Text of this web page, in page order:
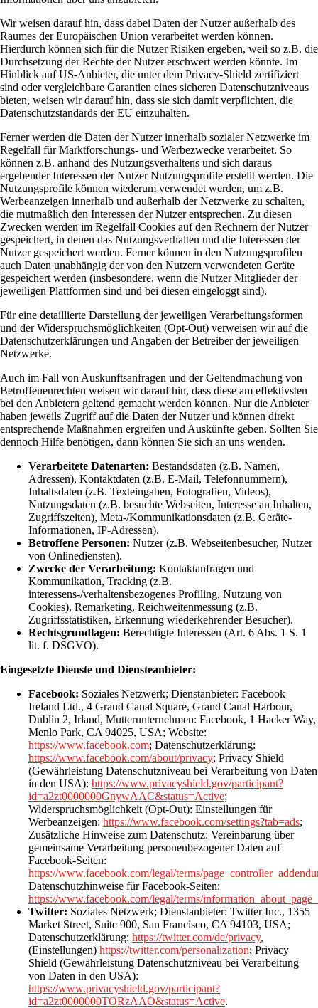
Wir weisen darauf hin, dass dabei Daten der Nutzer außerhalb des
Raumes der Europäischen Union verarbeitet werden können.
Hierdurch können sich für die Nutzer Risiken ergeben, weil so z.B. die
Durchsetzung der Rechte der Nutzer erschwert werden könnte. Im
Hinblick auf US-Anbieter, die unter dem Privacy-Shield zertifiziert
sind oder vergleichbare Garantien eines sicheren Datenschutzniveaus
bieten, weisen wir darauf hin, dass sie sich damit verpflichten, die
Datenschutzstandards der EU einzuhalten.
Ferner werden die Daten der Nutzer innerhalb sozialer Netzwerke im
Regelfall für Marktforschungs- und Werbezwecke verarbeitet. So
können z.B. anhand des Nutzungsverhaltens und sich daraus
ergebender Interessen der Nutzer Nutzungsprofile erstellt werden. Die
Nutzungsprofile können wiederum verwendet werden, um z.B.
Werbeanzeigen innerhalb und außerhalb der Netzwerke zu schalten,
die mutmaßlich den Interessen der Nutzer entsprechen. Zu diesen
Zwecken werden im Regelfall Cookies auf den Rechnern der Nutzer
gespeichert, in denen das Nutzungsverhalten und die Interessen der
Nutzer gespeichert werden. Ferner können in den Nutzungsprofilen
auch Daten unabhängig der von den Nutzern verwendeten Geräte
gespeichert werden (insbesondere, wenn die Nutzer Mitglieder der
jeweiligen Plattformen sind und bei diesen eingeloggt sind).
Für eine detaillierte Darstellung der jeweiligen Verarbeitungsformen
und der Widerspruchsmöglichkeiten (Opt-Out) verweisen wir auf die
Datenschutzerklärungen und Angaben der Betreiber der jeweiligen
Netzwerke.
Auch im Fall von Auskunftsanfragen und der Geltendmachung von
Betroffenenrechten weisen wir darauf hin, dass diese am effektivsten
bei den Anbietern geltend gemacht werden können. Nur die Anbieter
haben jeweils Zugriff auf die Daten der Nutzer und können direkt
entsprechende Maßnahmen ergreifen und Auskünfte geben. Sollten Sie
dennoch Hilfe benötigen, dann können Sie sich an uns wenden.
Verarbeitete Datenarten: Bestandsdaten (z.B. Namen,
Adressen), Kontaktdaten (z.B. E-Mail, Telefonnummern),
Inhaltsdaten (z.B. Texteingaben, Fotografien, Videos),
Nutzungsdaten (z.B. besuchte Webseiten, Interesse an Inhalten,
Zugriffszeiten), Meta-/Kommunikationsdaten (z.B. Geräte-
Informationen, IP-Adressen).
Betroffene Personen: Nutzer (z.B. Webseitenbesucher, Nutzer
von Onlinediensten).
Zwecke der Verarbeitung: Kontaktanfragen und
Kommunikation, Tracking (z.B.
interessens-/verhaltensbezogenes Profiling, Nutzung von
Cookies), Remarketing, Reichweitenmessung (z.B.
Zugriffsstatistiken, Erkennung wiederkehrender Besucher).
Rechtsgrundlagen: Berechtigte Interessen (Art. 6 Abs. 1 S. 1
lit. f. DSGVO).
Eingesetzte Dienste und Diensteanbieter:
Facebook: Soziales Netzwerk; Dienstanbieter: Facebook
Ireland Ltd., 4 Grand Canal Square, Grand Canal Harbour,
Dublin 2, Irland, Mutterunternehmen: Facebook, 1 Hacker Way,
Menlo Park, CA 94025, USA; Website:
https://www.facebook.com; Datenschutzerklärung:
https://www.facebook.com/about/privacy; Privacy Shield
(Gewährleistung Datenschutzniveau bei Verarbeitung von Daten
in den USA): https://www.privacyshield.gov/participant?
id=a2zt0000000GnywAAC&status=Active;
Widerspruchsmöglichkeit (Opt-Out): Einstellungen für
Werbeanzeigen: https://www.facebook.com/settings?tab=ads;
Zusätzliche Hinweise zum Datenschutz: Vereinbarung über
gemeinsame Verarbeitung personenbezogener Daten auf
Facebook-Seiten:
https://www.facebook.com/legal/terms/
Datenschutzhinweise für Facebook-Seiten:
https://www.facebook.com/legal/terms/
Twitter: Soziales Netzwerk; Dienstanbieter: Twitter Inc., 1355
Market Street, Suite 900, San Francisco, CA 94103, USA;
Datenschutzerklärung: https://twitter.com/de/privacy,
(Einstellungen) https://twitter.com/personalization; Privacy
Shield (Gewährleistung Datenschutzniveau bei Verarbeitung
von Daten in den USA):
https://www.privacyshield.gov/participant?
id=a2zt0000000TORzAAO&status=Active.